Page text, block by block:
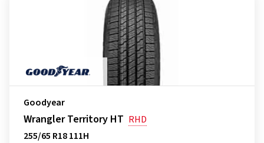
Goodyear
Wrangler Territory HT RHD
255/65 R18 111H